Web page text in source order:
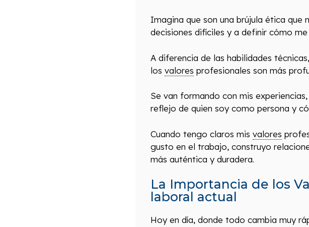
Imagina que son una brújula ética que
decisiones difíciles y a definir cómo
A diferencia de las habilidades
los valores profesionales son más
Se van formando con mis
reflejo de quien soy como persona y
Cuando tengo claros mis valores
gusto en el trabajo, construyo
más auténtica y duradera.
La Importancia de los
laboral actual
Hoy en día, donde todo cambia muy